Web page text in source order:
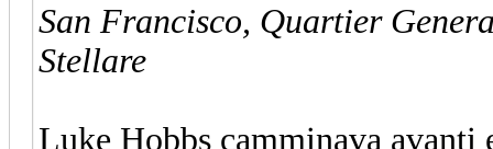
San Francisco, Quartier
Stellare
Luke Hobbs camminava